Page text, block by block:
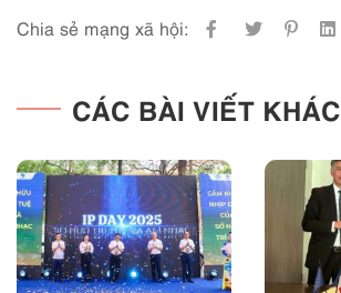
Chia sẻ mạng xã hội:
CÁC BÀI VIẾT KHÁC